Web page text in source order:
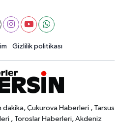
Gizlilik politikası
Çukurova Haberleri , Tarsus
, Toroslar Haberleri, Akdeniz